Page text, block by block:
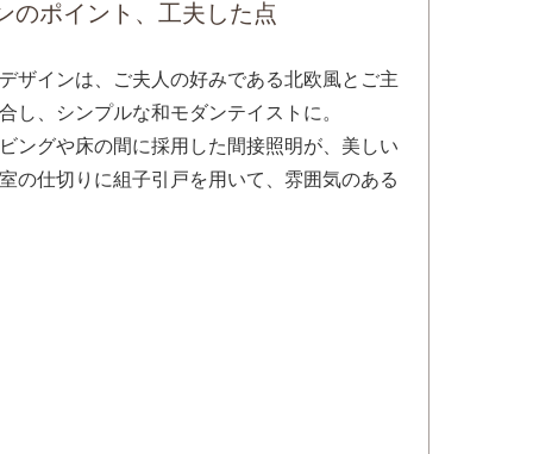
のポイント、工夫した点
ザインは、ご夫人の好みである北欧風とご主
し、シンプルな和モダンテイストに。
ングや床の間に採用した間接照明が、美しい
の仕切りに組子引戸を用いて、雰囲気のある